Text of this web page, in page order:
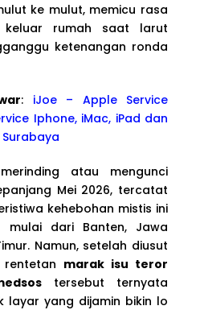
ke mulut, memicu rasa
rumah saat larut
ketenangan ronda
: iJoe – Apple Service
Iphone, iMac, iPad dan
atau mengunci
Mei 2026, tercatat
kehebohan mistis ini
mulai dari Banten, Jawa
Namun, setelah diusut
marak isu teror
tersebut ternyata
layar yang dijamin bikin lo